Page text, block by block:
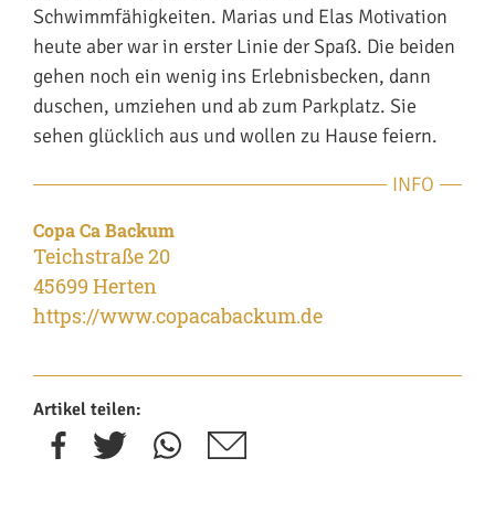
Schwimmfähigkeiten. Marias und Elas Motivation
heute aber war in erster Linie der Spaß. Die beiden
gehen noch ein wenig ins Erlebnisbecken, dann
duschen, umziehen und ab zum Parkplatz. Sie
sehen glücklich aus und wollen zu Hause feiern.
INFO
Copa Ca Backum
Teichstraße 20
45699 Herten
https://www.copacabackum.de
Artikel teilen: